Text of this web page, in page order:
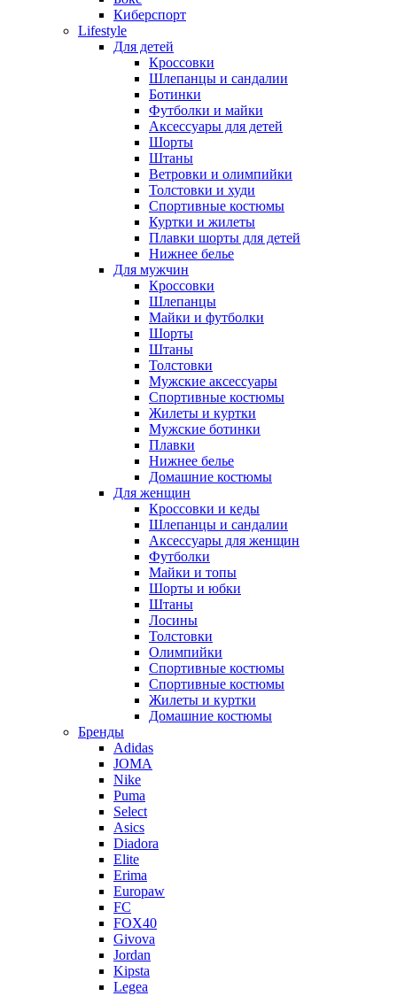
Киберспорт
Lifestyle
Для детей
Кроссовки
Шлепанцы и сандалии
Ботинки
Футболки и майки
Аксессуары для детей
Шорты
Штаны
Ветровки и олимпийки
Толстовки и худи
Спортивные костюмы
Куртки и жилеты
Плавки шорты для детей
Нижнее белье
Для мужчин
Кроссовки
Шлепанцы
Майки и футболки
Шорты
Штаны
Толстовки
Мужские аксессуары
Спортивные костюмы
Жилеты и куртки
Мужские ботинки
Плавки
Нижнее белье
Домашние костюмы
Для женщин
Кроссовки и кеды
Шлепанцы и сандалии
Аксессуары для женщин
Футболки
Майки и топы
Шорты и юбки
Штаны
Лосины
Толстовки
Олимпийки
Спортивные костюмы
Спортивные костюмы
Жилеты и куртки
Домашние костюмы
Бренды
Adidas
JOMA
Nike
Puma
Select
Asics
Diadora
Elite
Erima
Europaw
FC
FOX40
Givova
Jordan
Kipsta
Legea